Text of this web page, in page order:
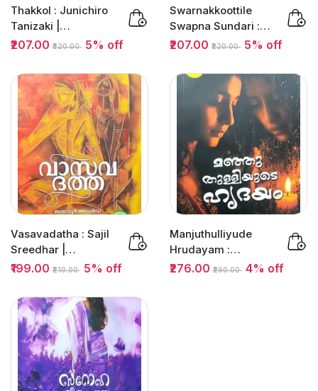
Thakkol : Junichiro
Tanizaki |
താക്കോല്‍ |
₹207.00 ₹220.00 5% off
Swarnakkoottile
Swapna Sundari :
Divyalakshmi |...
₹207.00 ₹220.00 5% off
Vasavadatha : Sajil
Sreedhar |
വാസവദത്ത |
₹199.00 ₹210.00 5% off
Manjuthulliyude
Hrudayam :
Sajayan Elanadu |...
₹276.00 ₹290.00 4% off